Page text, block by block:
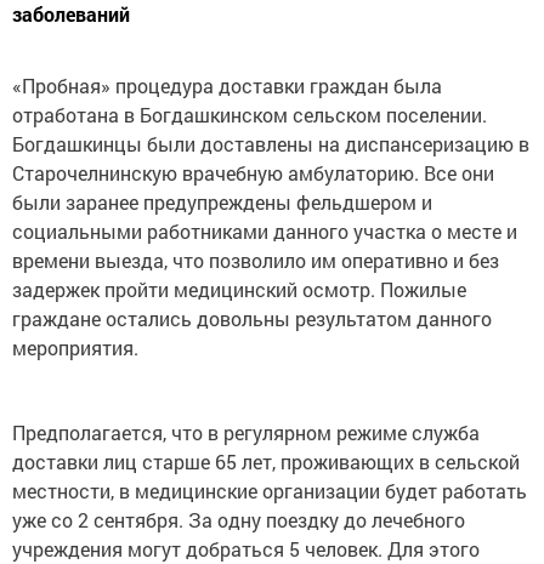
заболеваний
«Пробная» процедура доставки граждан была
отработана в Богдашкинском сельском поселении.
Богдашкинцы были доставлены на диспансеризацию в
Старочелнинскую врачебную амбулаторию. Все они
были заранее предупреждены фельдшером и
социальными работниками данного участка о месте и
времени выезда, что позволило им оперативно и без
задержек пройти медицинский осмотр. Пожилые
граждане остались довольны результатом данного
мероприятия.
Предполагается, что в регулярном режиме служба
доставки лиц старше 65 лет, проживающих в сельской
местности, в медицинские организации будет работать
уже со 2 сентября. За одну поездку до лечебного
учреждения могут добраться 5 человек. Для этого